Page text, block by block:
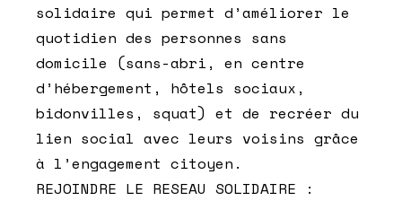
solidaire qui permet d’améliorer le
quotidien des personnes sans
domicile (sans-abri, en centre
d’hébergement, hôtels sociaux,
bidonvilles, squat) et de recréer du
lien social avec leurs voisins grâce
à l’engagement citoyen.
REJOINDRE LE RESEAU SOLIDAIRE :